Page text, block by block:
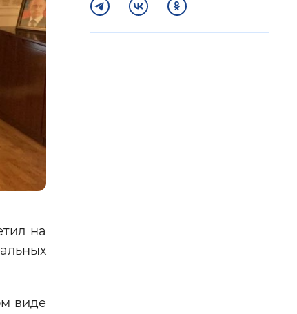
на
виде